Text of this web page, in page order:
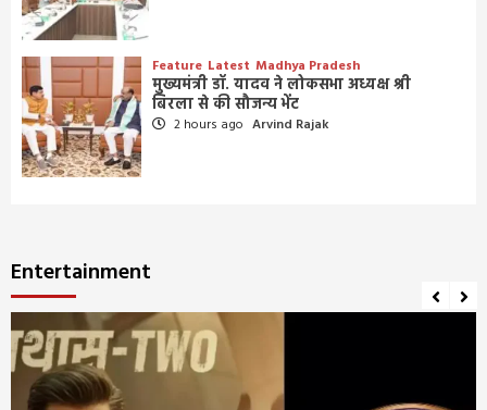
Feature Latest Madhya Pradesh
मुख्यमंत्री डॉ. यादव ने लोकसभा अध्यक्ष श्री
बिरला से की सौजन्य भेंट
2 hours ago Arvind Rajak
Entertainment